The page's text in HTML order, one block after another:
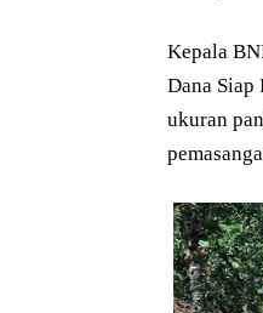
Kepala
Dana Siap
ukuran